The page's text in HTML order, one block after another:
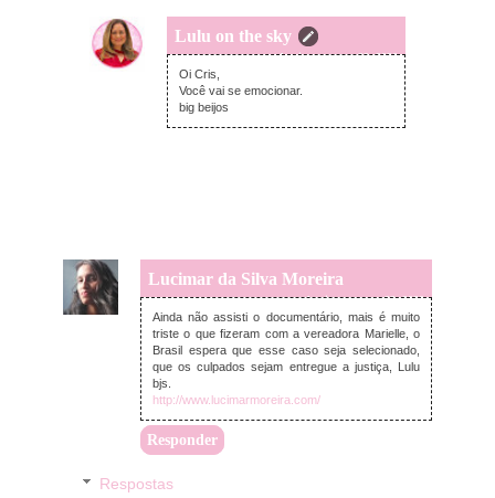
Lulu on the sky
domingo, março 22, 2020
Oi Cris,
Você vai se emocionar.
big beijos
Lucimar da Silva Moreira
domingo, março 22, 2020
Ainda não assisti o documentário, mais é muito
triste o que fizeram com a vereadora Marielle, o
Brasil espera que esse caso seja selecionado,
que os culpados sejam entregue a justiça, Lulu
bjs.
http://www.lucimarmoreira.com/
Responder
Respostas